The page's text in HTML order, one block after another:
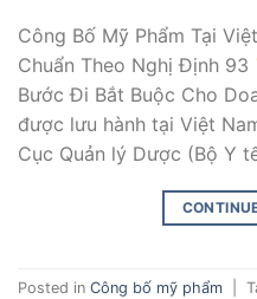
Công Bố Mỹ Phẩm Tại
Chuẩn Theo Nghị Định 93
Bước Đi Bắt Buộc Cho
được lưu hành tại Việt
Cục Quản lý Dược (Bộ Y
Posted in Công bố mỹ phẩm